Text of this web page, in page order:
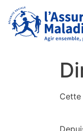
Cette